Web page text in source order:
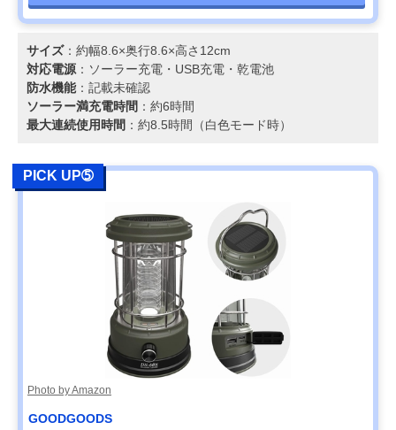
サイズ：約幅8.6×奥行8.6×高さ12cm
対応電源：ソーラー充電・USB充電・乾電池
防水機能：記載未確認
ソーラー満充電時間 ：約6時間
最大連続使用時間 ：約8.5時間（白色モード時）
PICK UP➄
Photo by Amazon
‎GOODGOODS